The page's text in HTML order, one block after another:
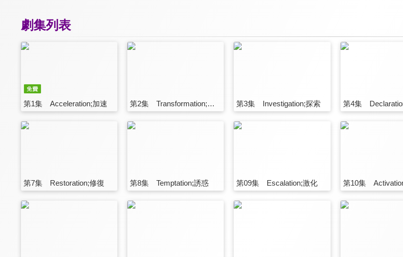
劇集列表
第1集 Acceleration;加速 第2集 Transformation;變移 第3集 Investigation;探索 第4集
第7集 Restoration;修復 第8集 Temptation;誘惑 第09集 Escalation;激化 第10集